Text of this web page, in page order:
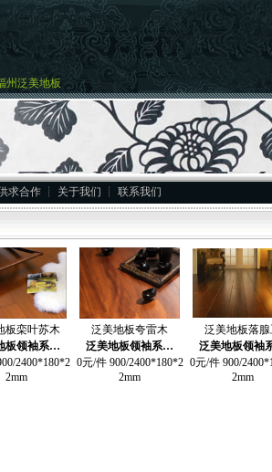
州泛美地板
求合作 ┊ 关于我们 ┊ 联系我们
板栾叶苏木
板领袖系…
2400*180*2
2mm
泛美地板夸雷木
泛美地板领袖系…
0元/件 900/2400*180*2
2mm
泛美地板落
泛美地板领袖
0元/件 900/
2mm